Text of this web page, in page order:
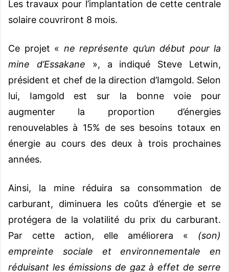
Les travaux pour l’implantation de cette centrale
solaire couvriront 8 mois.
Ce projet « ne représente qu’un début pour la
mine d’Essakane », a indiqué Steve Letwin,
président et chef de la direction d’Iamgold. Selon
lui, Iamgold est sur la bonne voie pour
augmenter la proportion d’énergies
renouvelables à 15% de ses besoins totaux en
énergie au cours des deux à trois prochaines
années.
Ainsi, la mine réduira sa consommation de
carburant, diminuera les coûts d’énergie et se
protégera de la volatilité du prix du carburant.
Par cette action, elle améliorera « (son)
empreinte sociale et environnementale en
réduisant les émissions de gaz à effet de serre